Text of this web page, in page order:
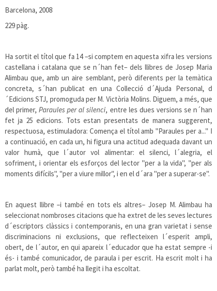
Barcelona, 2008
229 pàg.
Ha sortit el títol que fa 14 –si comptem en aquesta xifra les versions
castellana i catalana que se n´han fet– dels llibres de Josep Maria
Alimbau que, amb un aire semblant, però diferents per la temàtica
concreta, s´han publicat en una Collecció d´Ajuda Personal, d
´Edicions STJ, promoguda per M. Victòria Molins. Diguem, a més, que
del primer,Paraules per al silenci, entre les dues versions se n´han
fet ja 25 edicions. Tots estan presentats de manera suggerent,
respectuosa, estimuladora: Comença el títol amb "Paraules per a..." I
a continuació, en cada un, hi figura una actitud adequada davant un
valor humà, que l´autor vol alimentar: el silenci, l´alegria, el
sofriment, i orientar els esforços del lector "per a la vida", "per als
moments difícils", "per a viure millor", i en el d´ara "per a superar-se".
En aquest llibre –i també en tots els altres– Josep M. Alimbau ha
seleccionat nombroses citacions que ha extret de les seves lectures
d´escriptors clàssics i contemporanis, en una gran varietat i sense
discriminacions ni exclusions, que reflecteixen l´esperit ampli,
obert, de l´autor, en qui apareix l´educador que ha estat sempre -i
és- i també comunicador, de paraula i per escrit. Ha escrit molt i ha
parlat molt, però també ha llegit i ha escoltat.